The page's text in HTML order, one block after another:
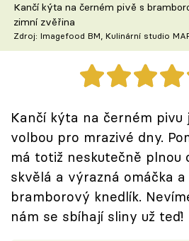
Speciál: Cuketa
Těhotnej kuchař
Sledujte prima+
Přihlášení
Sledujte nás
Kančí kýta na černém pivě s
zimní zvěřina
Zdroj: Imagefood BM, Kulinární studio
Kančí kýta na černém
volbou pro mrazivé dny.
má totiž neskutečně plnou
skvělá a výrazná omáčka
bramborový knedlík.
nám se sbíhají sliny už teď!